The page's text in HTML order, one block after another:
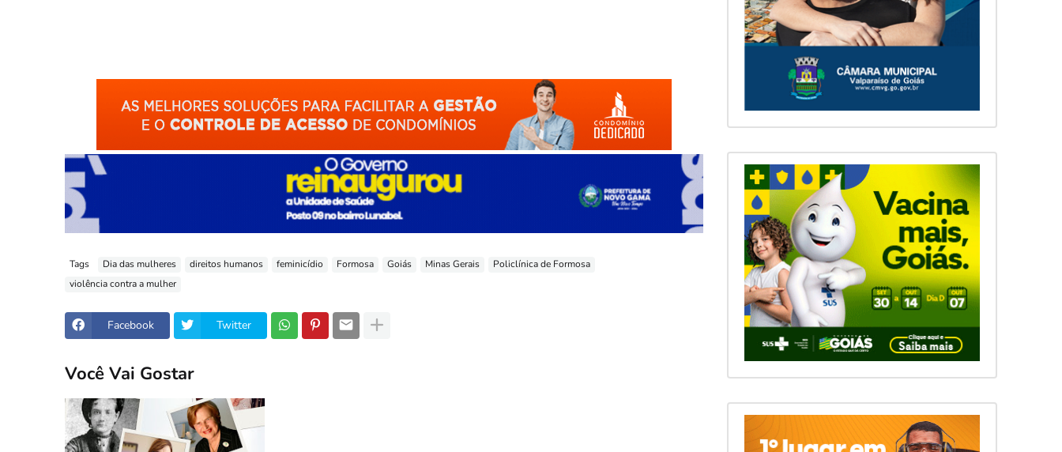
Tags Dia das mulheres direitos humanos feminicídio Formosa Goiás Minas Gerais
Policlínica de Formosa
violência contra a mulher
Facebook Twitter
Você Vai Gostar